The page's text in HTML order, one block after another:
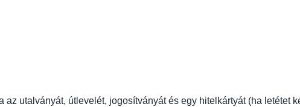
az utalványát, útlevelét, jogosítványát és egy hitelkártyát (ha letétet